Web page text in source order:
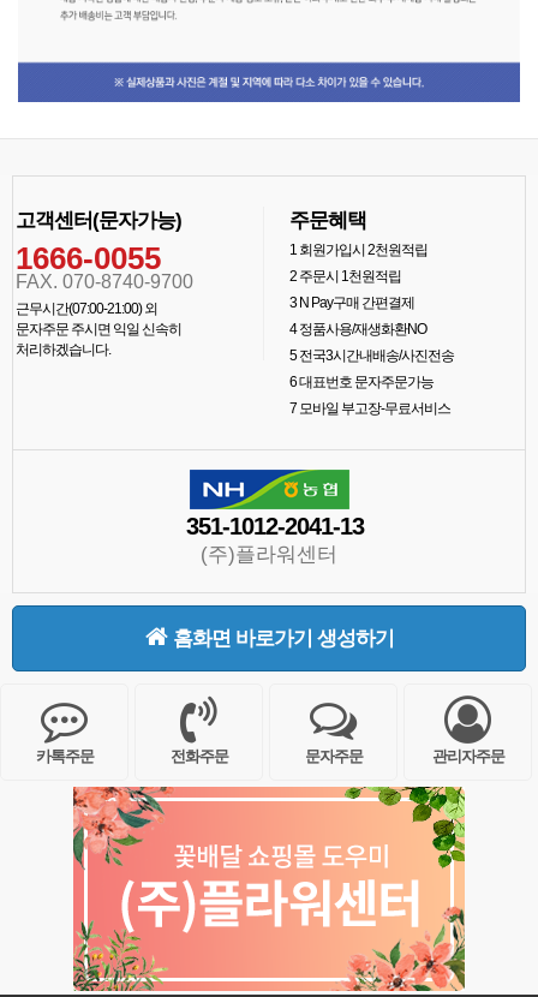
고객센터(문자가능)
1666-0055
FAX. 070-8740-9700
근무시간(07:00-21:00) 외
문자주문 주시면 익일 신속히
처리하겠습니다.
주문혜택
1회원가입시 2천원적립
2주문시 1천원적립
3N Pay구매 간편결제
4정품사용/재생화환NO
5전국3시간내배송/사진전송
6대표번호 문자주문가능
7모바일 부고장-무료서비스
351-1012-2041-13
(주)플라워센터
홈화면 바로가기 생성하기
카톡주문 전화주문 문자주문 관리자주문